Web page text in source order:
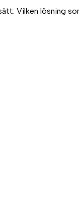
Vilken lösning